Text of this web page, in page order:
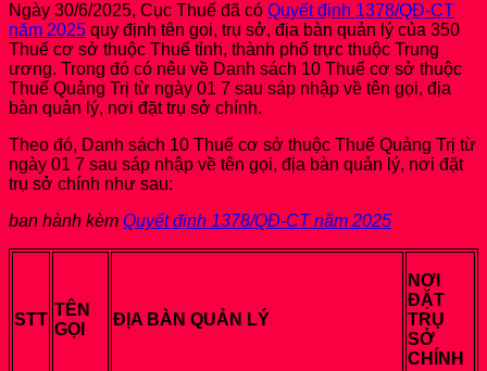
Ngày 30/6/2025, Cục Thuế đã có Quyết định 1378/QĐ-CT
năm 2025 quy định tên gọi, trụ sở, địa bàn quản lý của 350
Thuế cơ sở thuộc Thuế tỉnh, thành phố trực thuộc Trung
ương. Trong đó có nêu về Danh sách 10 Thuế cơ sở thuộc
Thuế Quảng Trị từ ngày 01 7 sau sáp nhập về tên gọi, địa
bàn quản lý, nơi đặt trụ sở chính.
Theo đó, Danh sách 10 Thuế cơ sở thuộc Thuế Quảng Trị từ
ngày 01 7 sau sáp nhập về tên gọi, địa bàn quản lý, nơi đặt
trụ sở chính như sau:
ban hành kèm Quyết định 1378/QĐ-CT năm 2025
STT
TÊN
GỌI
ĐỊA BÀN QUẢN LÝ
NƠI
ĐẶT
TRỤ
SỞ
CHÍNH